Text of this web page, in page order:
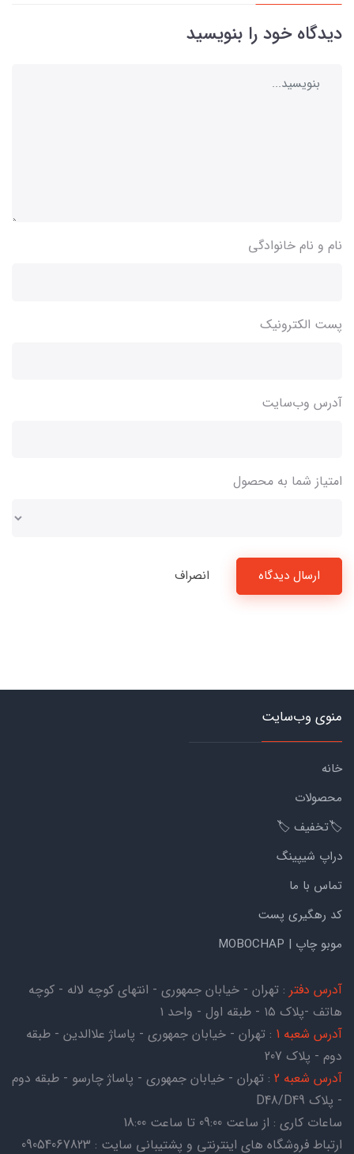
دیدگاه خود را بنویسید
نام و نام خانوادگی
پست الکترونیک
آدرس وب‌سایت
امتیاز شما به محصول
ارسال دیدگاه انصراف
منوی وب‌سایت
خانه
محصولات
🏷️تخفیف 🏷️
دراپ شیپینگ
تماس با ما
کد رهگیری پست
موبو چاپ | MOBOCHAP
آدرس دفتر : تهران - خیابان جمهوری - انتهای کوچه لاله - کوچه
هاتف -پلاک ۱۵ - طبقه اول - واحد ۱
آدرس شعبه 1
: تهران - خیابان جمهوری - پاساژ علاالدین - طبقه
دوم - پلاک 207
آدرس شعبه 2
: تهران - خیابان جمهوری - پاساژ چارسو - طبقه دوم
- پلاک D48/D49
ساعات کاری : از ساعت 09:00 تا ساعت 18:00
ارتباط فروشگاه های اینترنتی و پشتیبانی سایت : 09054067823